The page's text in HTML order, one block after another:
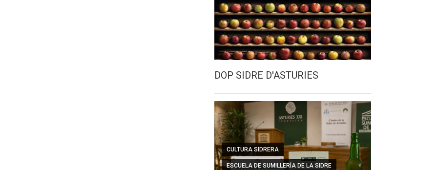
DOP SIDRE D'ASTURIES
CULTURA SIDRERA
ESCUELA DE SUMILLERÍA DE LA SIDRE